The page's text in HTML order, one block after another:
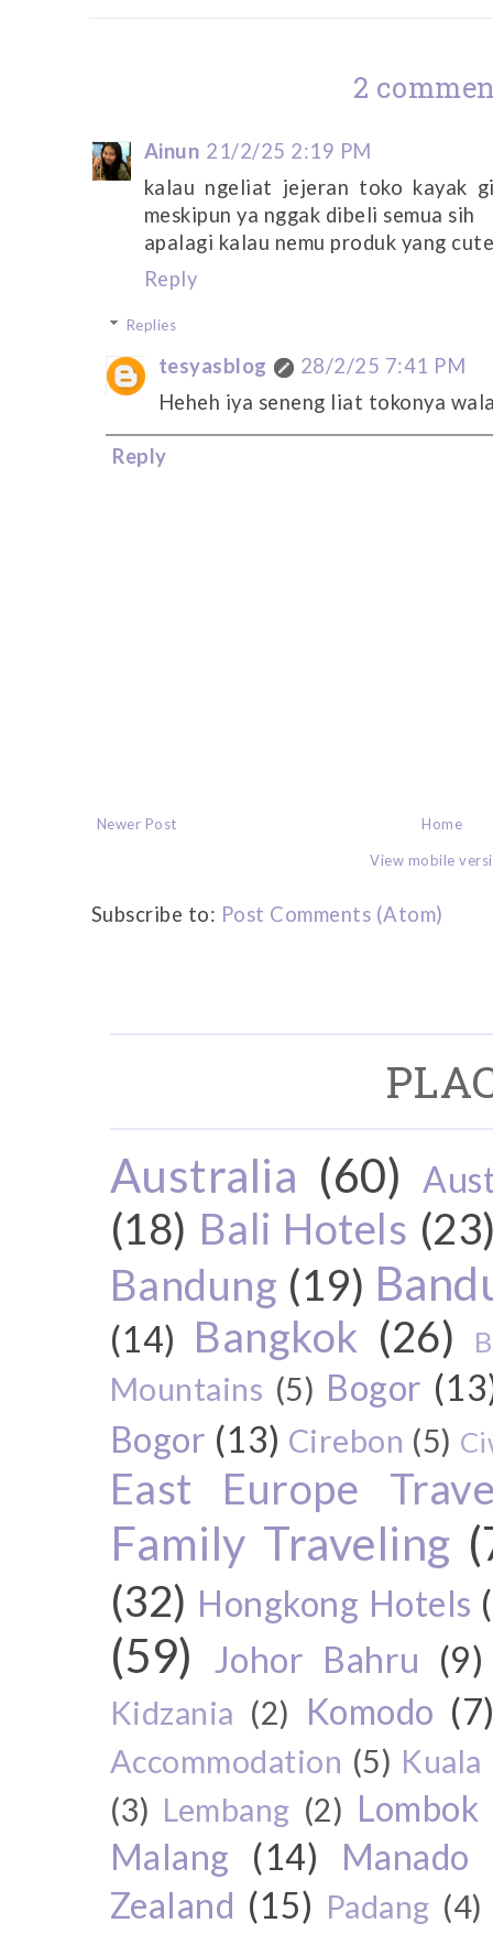
2
Ainun 21/2/25 2:19 PM
kalau ngeliat jejeran toko kayak
meskipun ya nggak dibeli semua sih
apalagi kalau nemu produk yang
Reply
Replies
tesyasblog
28/2/25 7:41 PM
Heheh iya seneng liat tokonya
Reply
Newer Post Home
View mobile
Subscribe to: Post Comments (Atom)
Australia (60)
(18) Bali Hotels
Bandung (19)
(14) Bangkok (26)
Mountains (5) Bogor
Bogor (13) Cirebon (5)
East Europe
Family Traveling
(32) Hongkong Hotels
(59) Johor Bahru (9)
Kidzania (2) Komodo
Accommodation (5)
(3) Lembang (2) Lombok
Malang
(14) Manado
Zealand (15) Padang (4)